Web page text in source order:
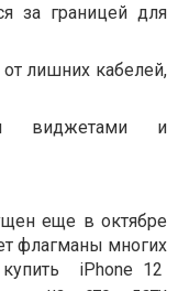
за границей для
от лишних кабелей,
виджетами и
еще в октябре
флагманы многих
iPhone 12